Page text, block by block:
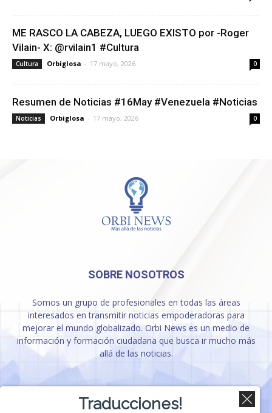
ME RASCO LA CABEZA, LUEGO EXISTO por -Roger
Vilain- X: @rvilain1 #Cultura
Cultura Orbiglosa - 17 mayo, 2026 0
Resumen de Noticias #16May #Venezuela #Noticias
Noticias Orbiglosa - 17 mayo, 2026 0
SOBRE NOSOTROS
Somos un grupo de profesionales en todas las áreas
interesados en transmitir noticias empoderadoras para
mejorar el mundo globalizado. Orbi News es un medio de
información y formación ciudadana que busca ir mucho más
allá de las noticias.
SÍGUENOS
Traducciones!